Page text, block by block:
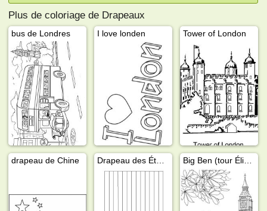
Plus de coloriage de Drapeaux
bus de Londres I love londen Tower of London
drapeau de Chine